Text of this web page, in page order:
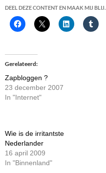
DEEL DEZE CONTENT EN MAAK MIJ BLIJ.
Gerelateerd
Zapbloggen ?
23 december 2007
In "Internet"
Wie is de irritantste
Nederlander
16 april 2009
In "Binnenland"